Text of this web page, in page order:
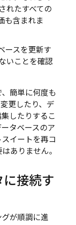
れたすべての
も含まれま
ースを更新す
いことを確認
簡単に何度も
更したり、デ
したりするこ
タベースのア
イートを再コ
ありません。
に接続す
が順調に進